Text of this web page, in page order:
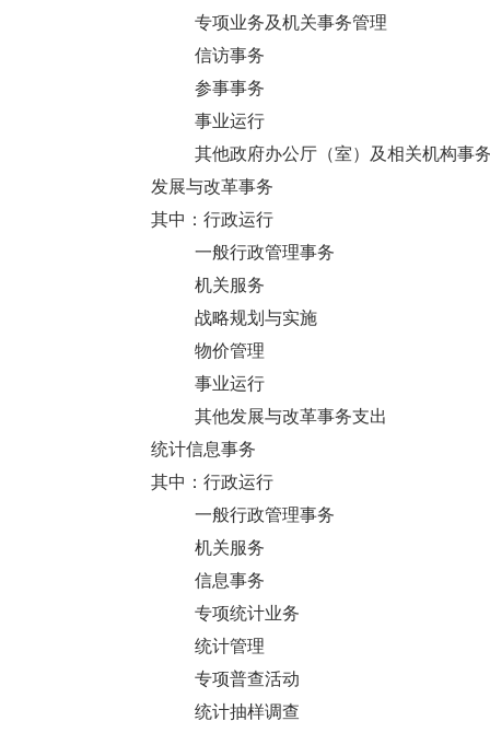
专项业务及机关事务管理
信访事务
参事事务
事业运行
其他政府办公厅（室）及相关机构事
发展与改革事务
其中：行政运行
一般行政管理事务
机关服务
战略规划与实施
物价管理
事业运行
其他发展与改革事务支出
统计信息事务
其中：行政运行
一般行政管理事务
机关服务
信息事务
专项统计业务
统计管理
专项普查活动
统计抽样调查